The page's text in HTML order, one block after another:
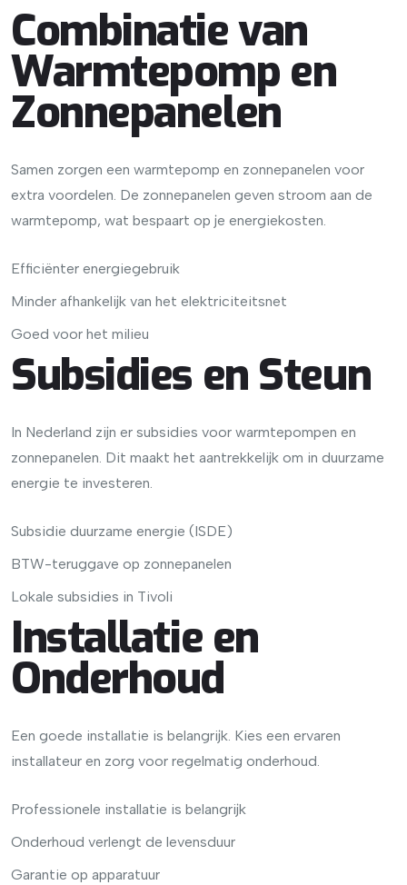
Combinatie van
Warmtepomp en
Zonnepanelen
Samen zorgen een warmtepomp en zonnepanelen voor
extra voordelen. De zonnepanelen geven stroom aan de
warmtepomp, wat bespaart op je energiekosten.
Efficiënter energiegebruik
Minder afhankelijk van het elektriciteitsnet
Goed voor het milieu
Subsidies en Steun
In Nederland zijn er subsidies voor warmtepompen en
zonnepanelen. Dit maakt het aantrekkelijk om in duurzame
energie te investeren.
Subsidie duurzame energie (ISDE)
BTW-teruggave op zonnepanelen
Lokale subsidies in Tivoli
Installatie en
Onderhoud
Een goede installatie is belangrijk. Kies een ervaren
installateur en zorg voor regelmatig onderhoud.
Professionele installatie is belangrijk
Onderhoud verlengt de levensduur
Garantie op apparatuur